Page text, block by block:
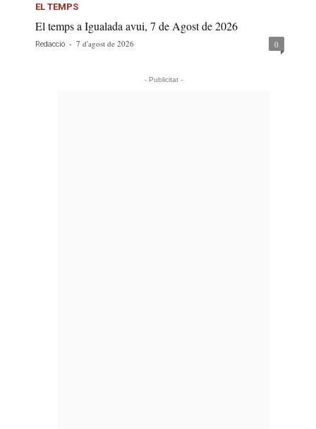
EL TEMPS
El temps a Igualada avui, 7 de Agost de 2026
Redacció - 7 d'agost de 2026 0
- Publicitat -